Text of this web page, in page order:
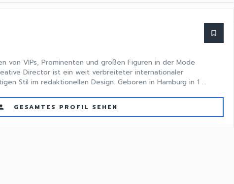
bookmark_border
von VIPs, Prominenten und großen Figuren in der Mode
Director ist ein weit verbreiteter internationaler
Stil im redaktionellen Design. Geboren in Hamburg in 1 ...
GESAMTES PROFIL SEHEN